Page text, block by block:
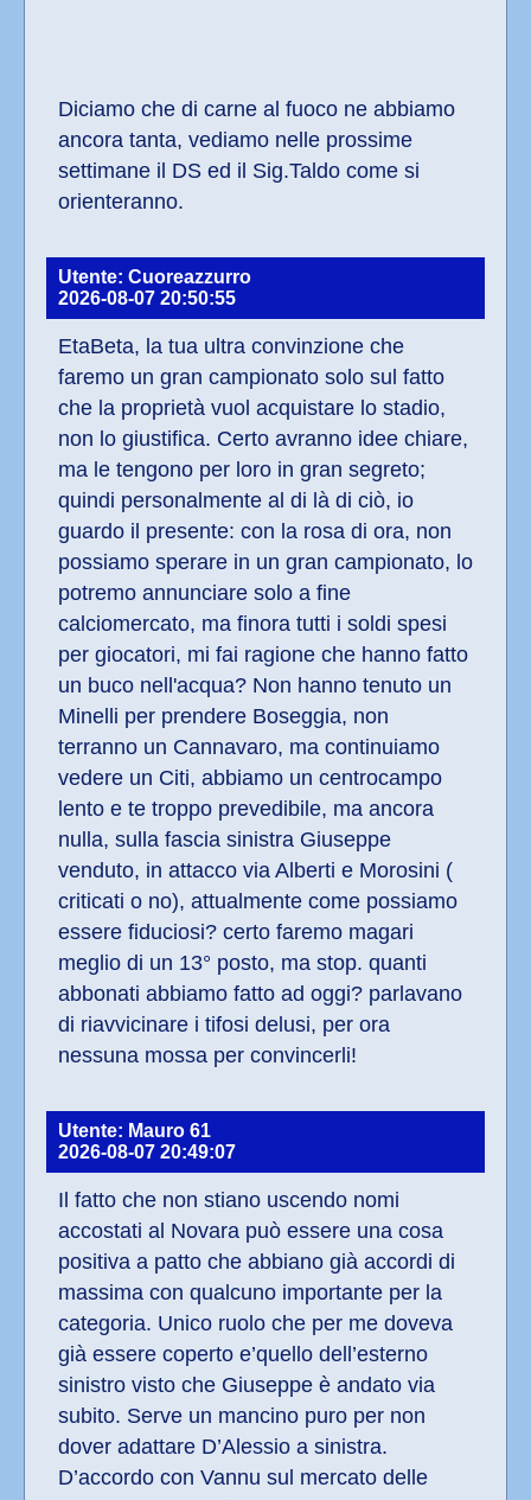
Diciamo che di carne al fuoco ne abbiamo
ancora tanta, vediamo nelle prossime
settimane il DS ed il Sig.Taldo come si
orienteranno.
Utente: Cuoreazzurro
2026-08-07 20:50:55
EtaBeta, la tua ultra convinzione che
faremo un gran campionato solo sul fatto
che la proprietà vuol acquistare lo stadio,
non lo giustifica. Certo avranno idee chiare,
ma le tengono per loro in gran segreto;
quindi personalmente al di là di ciò, io
guardo il presente: con la rosa di ora, non
possiamo sperare in un gran campionato, lo
potremo annunciare solo a fine
calciomercato, ma finora tutti i soldi spesi
per giocatori, mi fai ragione che hanno fatto
un buco nell'acqua? Non hanno tenuto un
Minelli per prendere Boseggia, non
terranno un Cannavaro, ma continuiamo
vedere un Citi, abbiamo un centrocampo
lento e te troppo prevedibile, ma ancora
nulla, sulla fascia sinistra Giuseppe
venduto, in attacco via Alberti e Morosini (
criticati o no), attualmente come possiamo
essere fiduciosi? certo faremo magari
meglio di un 13° posto, ma stop. quanti
abbonati abbiamo fatto ad oggi? parlavano
di riavvicinare i tifosi delusi, per ora
nessuna mossa per convincerli!
Utente: Mauro 61
2026-08-07 20:49:07
Il fatto che non stiano uscendo nomi
accostati al Novara può essere una cosa
positiva a patto che abbiano già accordi di
massima con qualcuno importante per la
categoria. Unico ruolo che per me doveva
già essere coperto e’quello dell’esterno
sinistro visto che Giuseppe è andato via
subito. Serve un mancino puro per non
dover adattare D’Alessio a sinistra.
D’accordo con Vannu sul mercato delle